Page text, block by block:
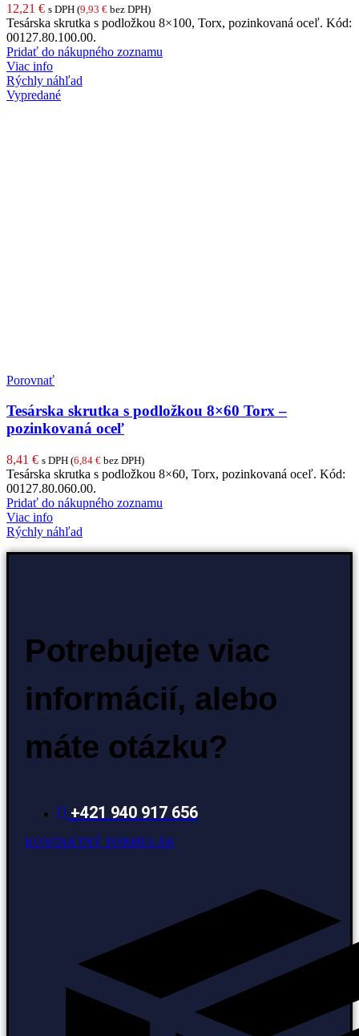
12,21 € s DPH (9,93 € bez DPH)
Tesárska skrutka s podložkou 8×100, Torx, pozinkovaná oceľ. Kód:
00127.80.100.00.
Pridať do nákupného zoznamu
Viac info
Rýchly náhľad
Vypredané
Porovnať
Tesárska skrutka s podložkou 8×60 Torx –
pozinkovaná oceľ
8,41 € s DPH (6,84 € bez DPH)
Tesárska skrutka s podložkou 8×60, Torx, pozinkovaná oceľ. Kód:
00127.80.060.00.
Pridať do nákupného zoznamu
Viac info
Rýchly náhľad
Potrebujete viac
informácií, alebo
máte otázku?
+421 940 917 656
KONTAKTNÝ FORMULÁR